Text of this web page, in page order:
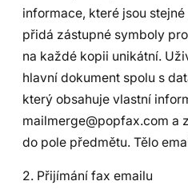
informace, které jsou
přidá zástupné symboly
na každé kopii unikátní.
hlavní dokument spolu s
který obsahuje vlastní
mailmerge@popfax.com a
do pole předmětu. Tělo
2. Přijímání fax emailu